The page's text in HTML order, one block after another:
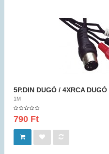
5P.DIN DUGÓ / 4XRCA
1M
790 Ft